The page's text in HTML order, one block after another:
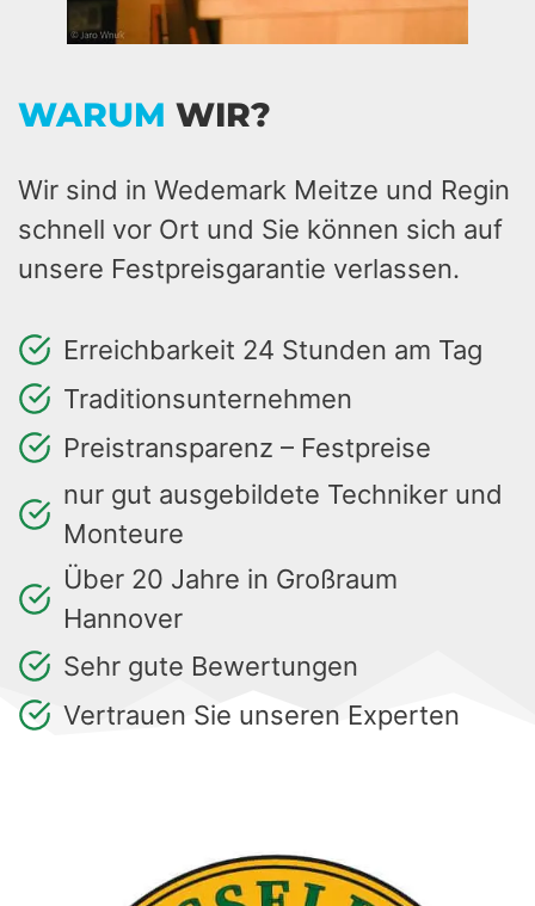
WARUM WIR?
Wir sind in Wedemark Meitze und Regin
schnell vor Ort und Sie können sich auf
unsere Festpreisgarantie verlassen.
Erreichbarkeit 24 Stunden am Tag
Traditionsunternehmen
Preistransparenz – Festpreise
nur gut ausgebildete Techniker und
Monteure
Über 20 Jahre in Großraum
Hannover
Sehr gute Bewertungen
Vertrauen Sie unseren Experten